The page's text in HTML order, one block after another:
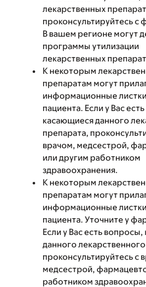
лекарственных
проконсультируйтесь с
В вашем регионе могут
программы утилизации
лекарственных
К некоторым
препаратам могут
информационные
пациента. Если у Вас
касающиеся данного
препарата,
врачом, медсестрой,
или другим работником
здравоохранения.
К некоторым
препаратам могут
информационные
пациента. Уточните у
Если у Вас есть
данного
проконсультируйтесь с
медсестрой,
работником